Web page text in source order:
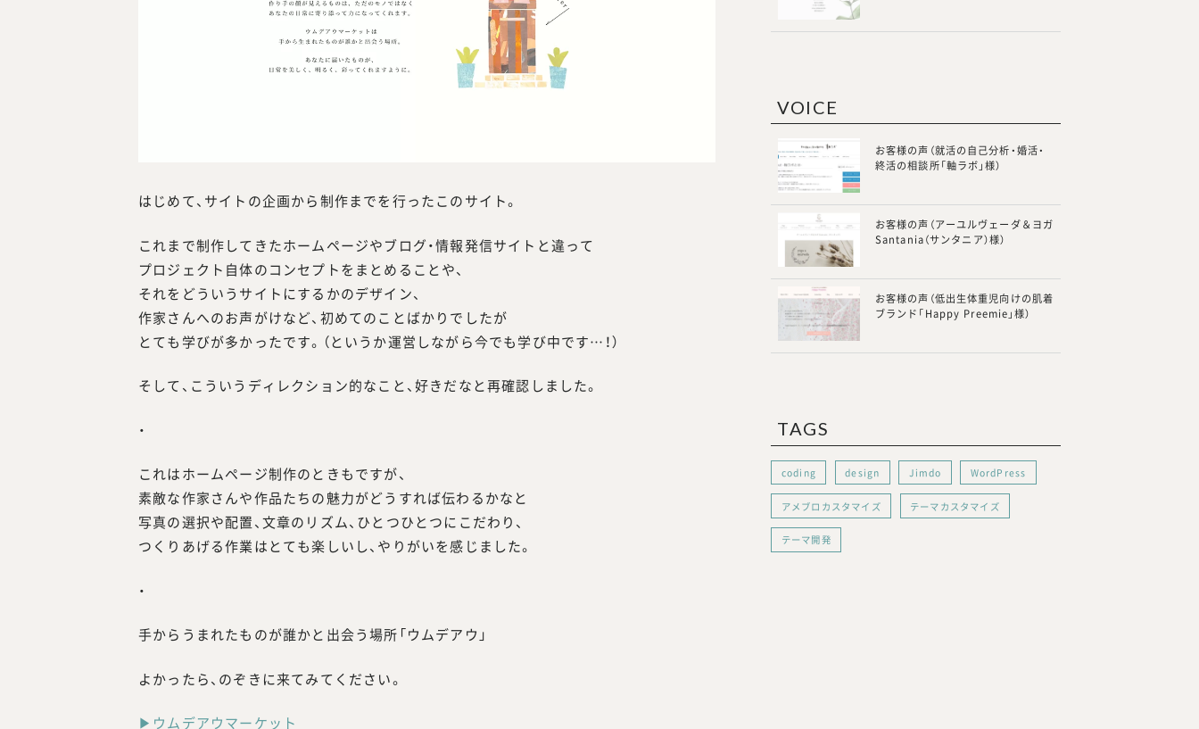
はじめて、サイトの企画から制作までを行ったこのサイト。
これまで制作してきたホームページやブログ・情報発信サイトと違って
プロジェクト自体のコンセプトをまとめることや、
それをどういうサイトにするかのデザイン、
作家さんへのお声がけなど、初めてのことばかりでしたが
とても学びが多かったです。（というか運営しながら今でも学び中です…！）
そして、こういうディレクション的なこと、好きだなと再確認しました。
・
これはホームページ制作のときもですが、
素敵な作家さんや作品たちの魅力がどうすれば伝わるかなと
写真の選択や配置、文章のリズム、ひとつひとつにこだわり、
つくりあげる作業はとても楽しいし、やりがいを感じました。
・
手からうまれたものが誰かと出会う場所「ウムデアウ」
よかったら、のぞきに来てみてください。
▶ウムデアウマーケット
VOICE
お客様の声（就活の自己分析・婚活・
終活の相談所「軸ラボ」様）
お客様の声（アーユルヴェーダ＆ヨガ
Santania（サンタニア）様）
お客様の声（低出生体重児向けの肌着
ブランド「Happy Preemie」様）
TAGS
coding design Jimdo WordPress
アメブロカスタマイズ テーマカスタマイズ
テーマ開発